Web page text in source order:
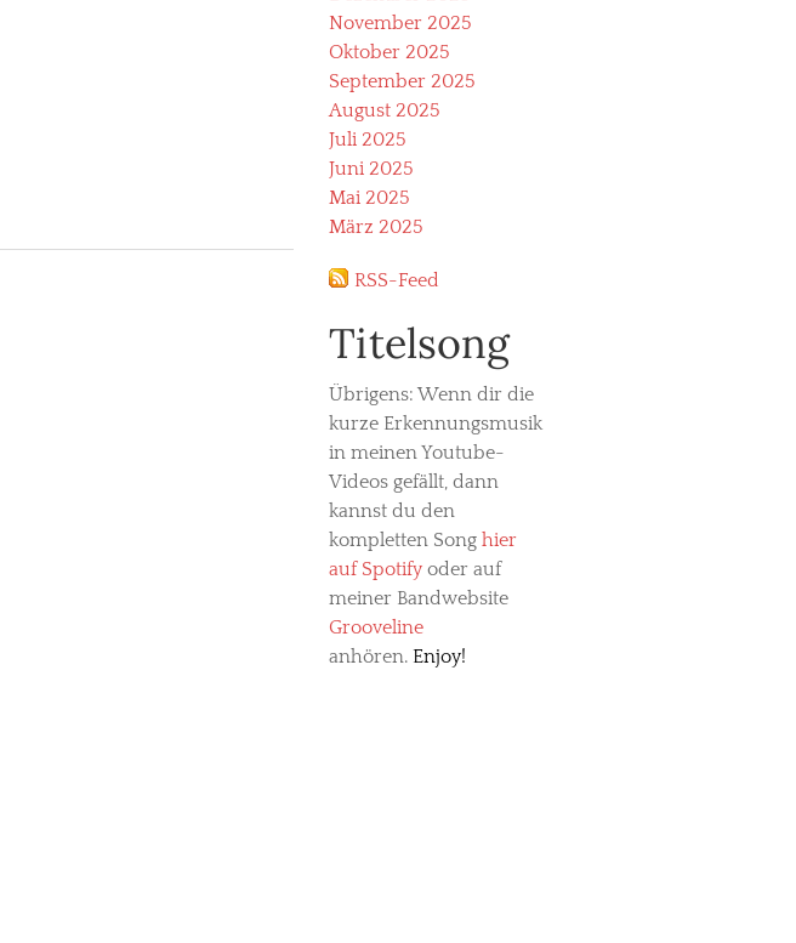
November 2025
Oktober 2025
September 2025
August 2025
Juli 2025
Juni 2025
Mai 2025
März 2025
RSS-Feed
Titelsong
Übrigens: Wenn dir die
kurze Erkennungsmusik
in meinen Youtube-
Videos gefällt, dann
kannst du den
kompletten Song hier
auf Spotify oder auf
meiner Bandwebsite
Grooveline
anhören. Enjoy!